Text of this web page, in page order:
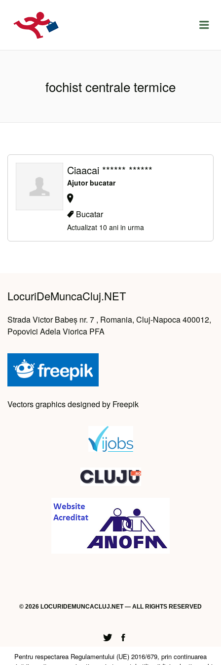
LOCURIDEMUNCACLUJ.NET
fochist centrale termice
Ciaacai ****** ******
Ajutor bucatar
Bucatar
Actualizat 10 ani in urma
LocuriDeMuncaCluj.NET
Strada Victor Babeș nr. 7 , Romania, Cluj-Napoca 400012,
Popovici Adela Viorica PFA
Vectors graphics designed by Freepik
© 2026 LOCURIDEMUNCACLUJ.NET — ALL RIGHTS RESERVED
Twitter
Facebook
Pentru respectarea Regulamentului (UE) 2016/679, prin continuarea